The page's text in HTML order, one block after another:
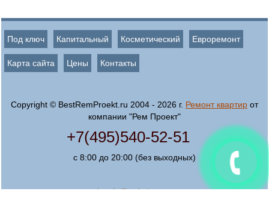
Под ключ Капитальный Косметический Евроремонт
Карта сайта Цены Контакты
Copyright © BestRemProekt.ru 2004 - 2026 г. Ремонт квартирот
компании "Рем Проект"
+7(495)540-52-51
с 8:00 до 20:00 (без выходных)